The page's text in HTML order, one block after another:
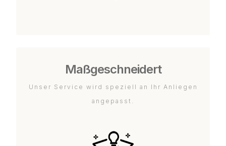
Maßgeschneidert
Unser Service wird speziell an Ihr Anliegen
angepasst.